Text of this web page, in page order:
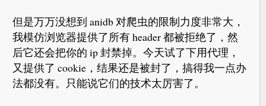
但是万万没想到 anidb 对爬虫的限制力度非常大，
我模仿浏览器提供了所有 header 都被拒绝了，然
后它还会把你的 ip 封禁掉。今天试了下用代理，
又提供了 cookie，结果还是被封了，搞得我一点办
法都没有。只能说它们的技术太厉害了。